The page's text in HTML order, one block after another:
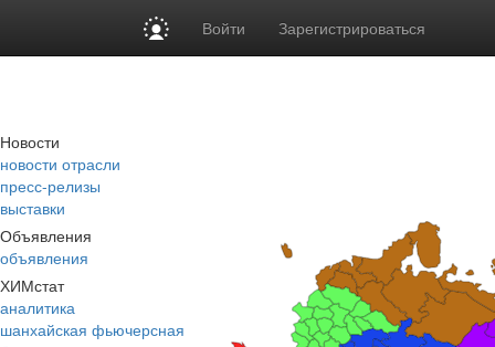
Войти Зарегистрироваться
Новости
новости отрасли
пресс-релизы
выставки
Объявления
объявления
ХИМстат
аналитика
шанхайская фьючерсная